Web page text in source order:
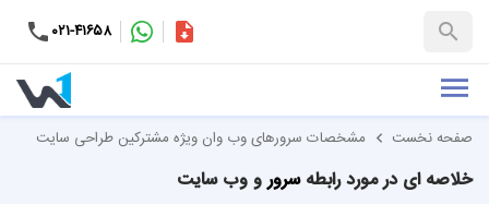
۰۲۱-۴۱۶۵۸
+۹۸-کاتالوگ
صفحه نخست مشخصات سرورهای وب وان ویژه مشترکین طراحی سایت
خلاصه ای در مورد رابطهسرورو وب سایت